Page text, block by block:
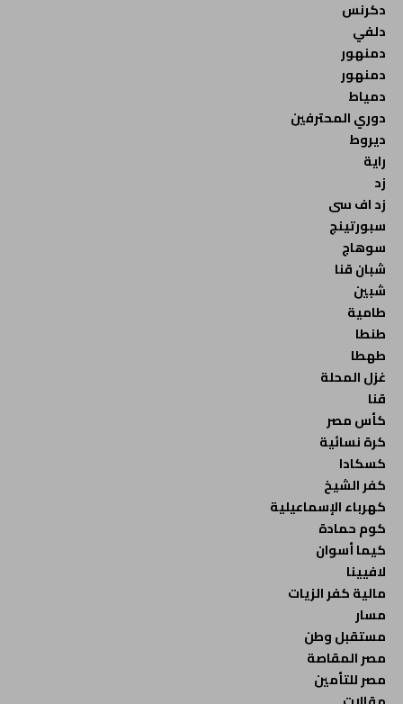
دكرنس
دلفي
دمنهور
دمنهور
دمياط
دوري المحترفين
ديروط
راية
زد
زد اف سى
سبورتينج
سوهاج
شبان قنا
شبين
طامية
طنطا
طهطا
غزل المحلة
قنا
كأس مصر
كرة نسائية
كسكادا
كفر الشيخ
كهرباء الإسماعيلية
كوم حمادة
كيما أسوان
لافيينا
مالية كفر الزيات
مسار
مستقبل وطن
مصر المقاصة
مصر للتأمين